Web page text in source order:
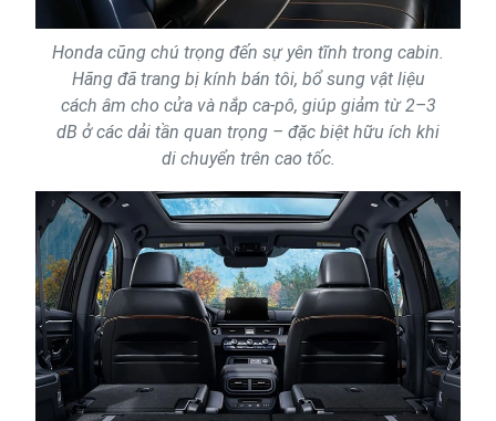
Honda cũng chú trọng đến sự yên tĩnh trong cabin.
Hãng đã trang bị kính bán tôi, bổ sung vật liệu
cách âm cho cửa và nắp ca-pô, giúp giảm từ 2–3
dB ở các dải tần quan trọng – đặc biệt hữu ích khi
di chuyển trên cao tốc.